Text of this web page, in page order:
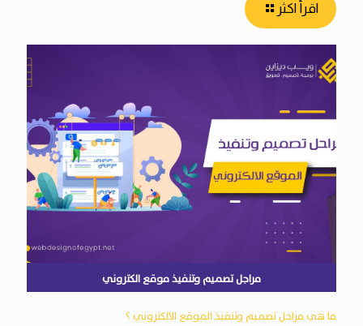
اقرأ اكثر
مراجل تصميم وتنفيذ موقع الكتروني
ما هي مراحل تصميم وتنفيذ الموقع الالكتروني ؟